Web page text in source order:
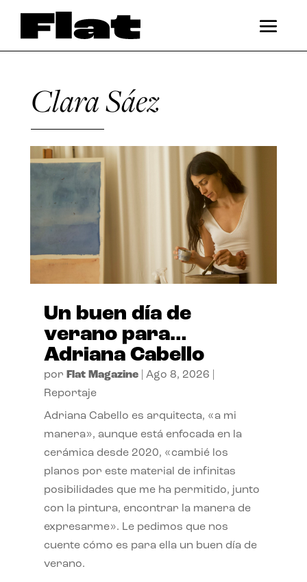
Clara Sáez
Un buen día de
verano para…
Adriana Cabello
por Flat Magazine| Ago 8, 2026
Reportaje
Adriana Cabello es arquitecta, «a mi
manera», aunque está enfocada en la
cerámica desde 2020, «cambié los
planos por este material de infinitas
posibilidades que me ha permitido, junto
con la pintura, encontrar la manera de
expresarme». Le pedimos que nos
cuente cómo es para ella un buen día de
verano.